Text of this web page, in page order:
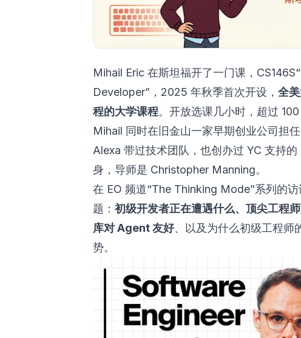
Mihail Eric 在斯坦福开了一门课，
Developer”，2025 年秋季首次开设， 全
程的大学课程。开放选课几小时，超过 100
Mihail 同时在旧金山一家早期创业公司担
Alexa 带过技术团队，也创办过 YC 支持
身，导师是 Christopher Manning。
在 EO 频道“The Thinking Mode”系列的
题： 初级开发者正在遭遇什么、顶尖工程
库对 Agent 友好、以及为什么初级工程师
势。